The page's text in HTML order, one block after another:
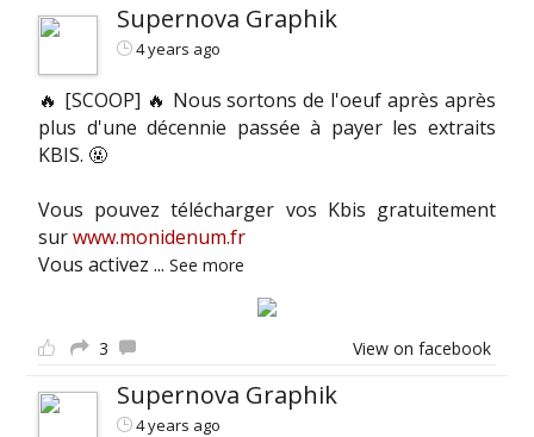
Supernova Graphik
4 years ago
🔥 [SCOOP] 🔥 Nous sortons de l'oeuf après après
plus d'une décennie passée à payer les extraits
KBIS. 🤬
Vous pouvez télécharger vos Kbis gratuitement
surwww.monidenum.fr
Vous activez...See more
3 View on facebook
Supernova Graphik
4 years ago